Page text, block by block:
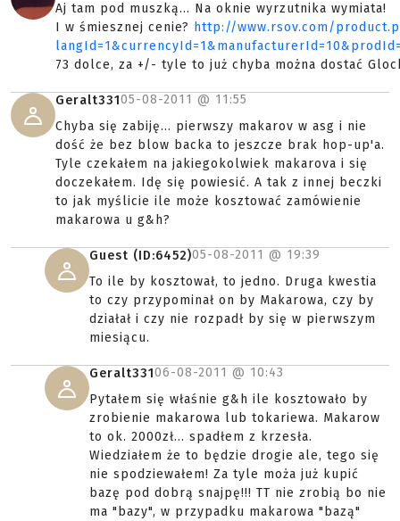
Aj tam pod muszką... Na oknie wyrzutnika wymiata!
I w śmiesznej cenie? http://www.rsov.com/
73 dolce, za +/- tyle to już chyba można dostać
Geralt33105-08-2011 @ 11:55
Chyba się zabiję... pierwszy makarov w asg i nie
dość że bez blow backa to jeszcze brak hop-up'a.
Tyle czekałem na jakiegokolwiek makarova i się
doczekałem. Idę się powiesić. A tak z innej beczki
to jak myślicie ile może kosztować zamówienie
makarowa u g&h?
Guest (ID:6452)05-08-2011 @ 19:39
To ile by kosztował, to jedno. Druga kwestia
to czy przypominał on by Makarowa, czy by
działał i czy nie rozpadł by się w pierwszym
miesiącu.
Geralt33106-08-2011 @ 10:43
Pytałem się właśnie g&h ile kosztowało by
zrobienie makarowa lub tokariewa. Makarow
to ok. 2000zł... spadłem z krzesła.
Wiedziałem że to będzie drogie ale, tego się
nie spodziewałem! Za tyle moża już kupić
bazę pod dobrą snajpę!!! TT nie zrobią bo nie
ma "bazy", w przypadku makarowa "bazą"